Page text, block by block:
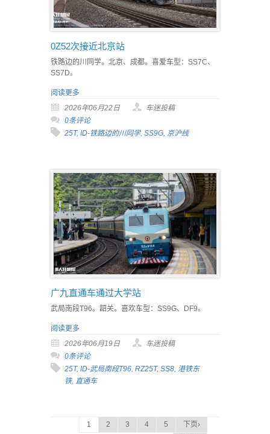
0Z52次接近北京站
铁路边的川同学。北京、成都。喜爱车型：SS7C、
SS7D。
阅读更多
2026年06月22日
车迷投稿
0条评论
25T, ID-铁路边的川同学, SS9G, 京沪线
广九直通车通过大学站
武局南段T96。韶关。喜欢车型：SS9G、DF9。
阅读更多
2026年06月19日
车迷投稿
0条评论
25T, ID-武局南段T96 RZ25T, SS8 港铁东
铁, 直通车
1 2 3 4 5
下页›